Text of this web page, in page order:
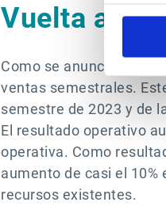
Vuelta a
Como se anunció el
ventas semestrales.
semestre de 2023 y de
El resultado operativo
operativa. Como
aumento de casi el
recursos existentes.